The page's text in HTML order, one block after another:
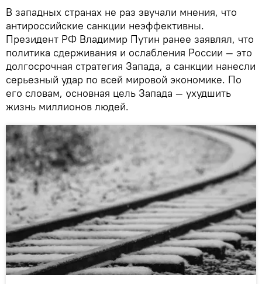
В западных странах не раз звучали мнения, что
антироссийские санкции неэффективны.
Президент РФ Владимир Путин ранее заявлял, что
политика сдерживания и ослабления России — это
долгосрочная стратегия Запада, а санкции нанесли
серьезный удар по всей мировой экономике. По
его словам, основная цель Запада — ухудшить
жизнь миллионов людей.